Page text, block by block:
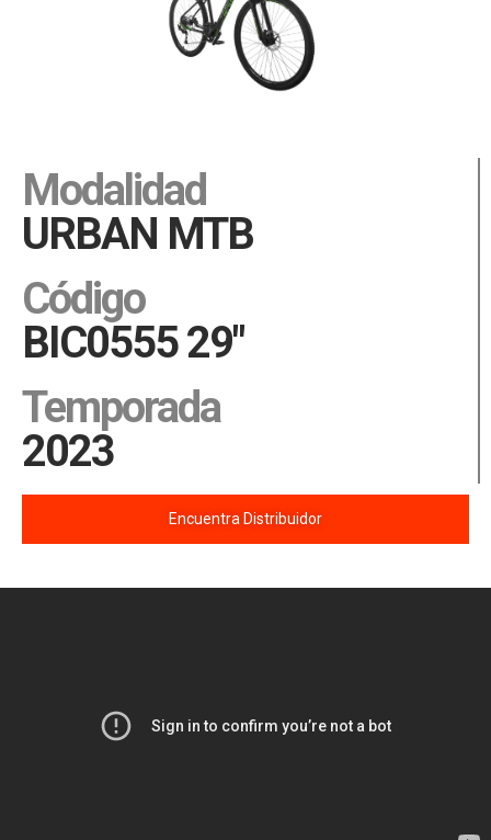
Modalidad
URBAN MTB
Código
BIC0555 29"
Temporada
2023
Encuentra Distribuidor